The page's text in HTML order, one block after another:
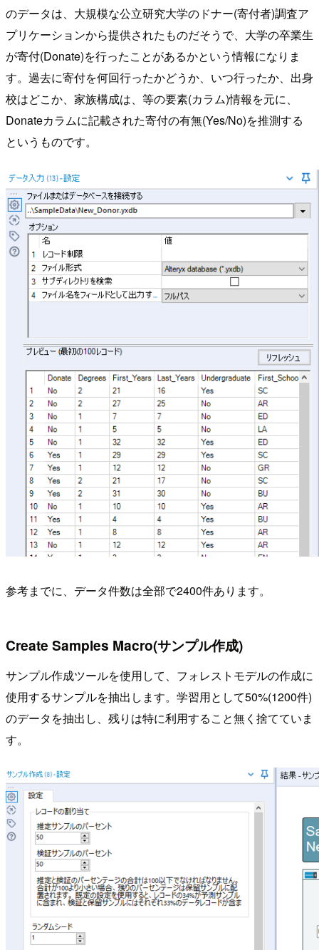
のデータは、大規模な公立研究大学のドナー(寄付者)調査ア
プリケーションから提供されたものだそうで、大学の卒業生
が寄付(Donate)を行ったことがあるかという情報になりま
す。過去に寄付を何回行ったかどうか、いつ行ったか、出身
校はどこか、家族構成は、等の要素(カラム)情報を元に、
Donateカラムに記載された寄付の有無(Yes/No)を推測する
というものです。
参考までに、データ件数は全部で2400件あります。
Create Samples Macro(サンプル作成)
サンプル作成ツールを使用して、フォレストモデルの作成に
使用するサンプルを抽出します。学習用として50%(1200件)
のデータを抽出し、残りは特に利用すること無く捨てていま
す。